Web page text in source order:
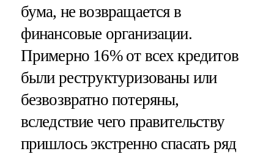
бума, не возвращается в
финансовые организации.
Примерно 16% от всех кредитов
были реструктуризованы или
безвозвратно потеряны,
вследствие чего правительству
пришлось экстренно спасать ряд